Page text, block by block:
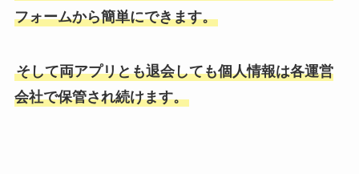
フォームから簡単にできます。
そして両アプリとも退会しても個人情報は各運営
会社で保管され続けます。